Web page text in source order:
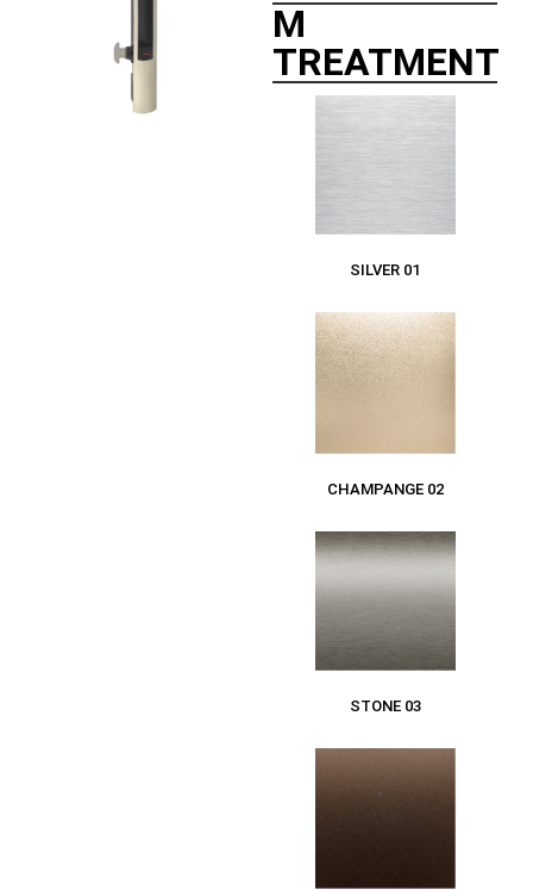
M
TREATMENT
SILVER 01
CHAMPANGE 02
STONE 03